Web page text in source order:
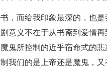
，而给我印象最深的，也
意义不在于从书斋到爱情
鬼所控制的近乎宿命式的
我们的是上帝还是魔鬼，